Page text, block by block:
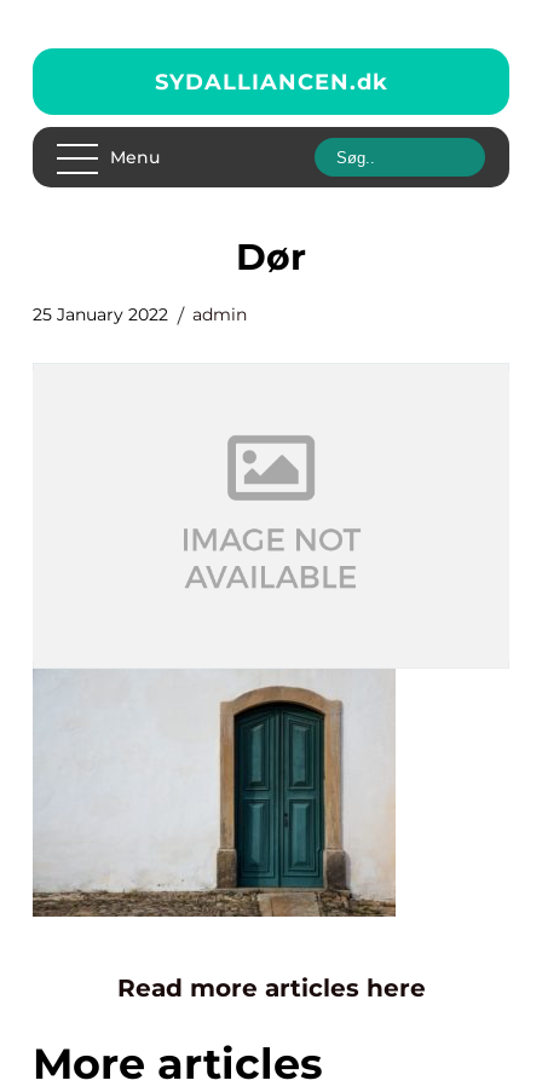
SYDALLIANCEN.dk
Menu
dør
25 January 2022 admin
Read more articles here
More articles